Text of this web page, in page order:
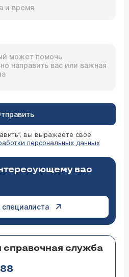
вы выражаете свое
персональных данных
вас
справочная служба